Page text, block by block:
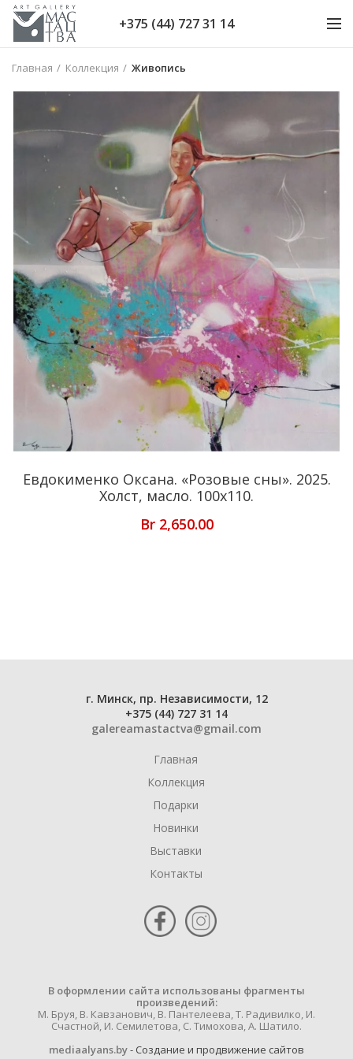
+375 (44) 727 31 14
Главная Коллекция Живопись
Евдокименко Оксана. «Розовые сны». 2025.
Холст, масло. 100х110.
Br2,650.00
г. Минск, пр. Независимости, 12
+375 (44) 727 31 14
galereamastactva@gmail.com
Главная
Коллекция
Подарки
Новинки
Выставки
Контакты
В оформлении сайта использованы фрагменты
произведений:
М. Бруя, В. Кавзанович, В. Пантелеева, Т. Радивилко, И.
Счастной, И. Семилетова, С. Тимохова, А. Шатило.
mediaalyans.by- Cоздание и продвижение сайтов